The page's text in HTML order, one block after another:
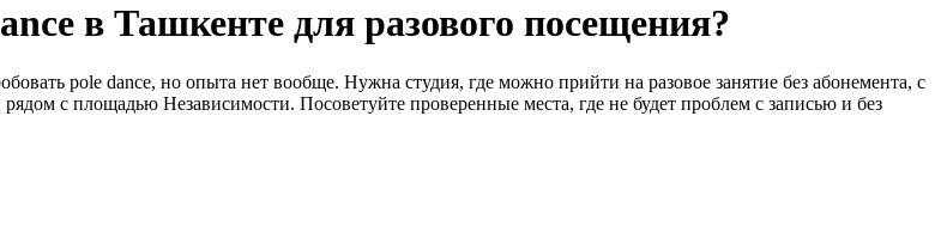
в Ташкенте для разового посещения?
pole dance, но опыта нет вообще. Нужна студия, где можно прийти на разовое занятие без абонемента, с
с площадью Независимости. Посоветуйте проверенные места, где не будет проблем с записью и без